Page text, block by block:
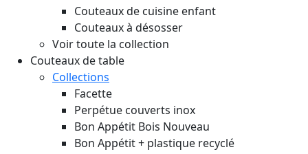
Couteaux de cuisine enfant
Couteaux à désosser
Voir toute la collection
Couteaux de table
Collections
Facette
Perpétue couverts inox
Bon Appétit Bois Nouveau
Bon Appétit + plastique recyclé